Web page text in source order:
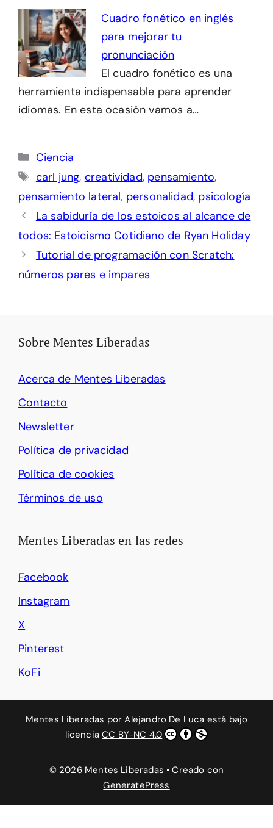
Cuadro fonético en inglés
para mejorar tu
pronunciación
El cuadro fonético es una
herramienta indispensable para aprender
idiomas. En esta ocasión vamos a…
Categorías
Ciencia
Etiquetas
carl jung, creatividad, pensamiento,
pensamiento lateral, personalidad, psicología
La sabiduría de los estoicos al alcance de
todos: Estoicismo Cotidiano de Ryan Holiday
Tutorial de programación con Scratch:
números pares e impares
Sobre Mentes Liberadas
Acerca de Mentes Liberadas
Contacto
Newsletter
Política de privacidad
Política de cookies
Términos de uso
Mentes Liberadas en las redes
Facebook
Instagram
X
Pinterest
KoFi
Mentes Liberadas porAlejandro De Luca está bajo
licenciaCC BY-NC 4.0
© 2026 Mentes Liberadas • Creado con
GeneratePress